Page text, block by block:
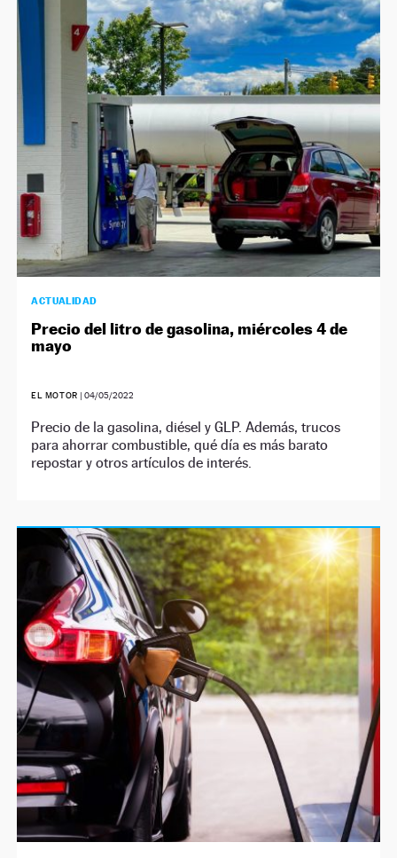
ACTUALIDAD
Precio del litro de gasolina, miércoles 4 de
mayo
EL MOTOR | 04/05/2022
Precio de la gasolina, diésel y GLP. Además, trucos
para ahorrar combustible, qué día es más barato
repostar y otros artículos de interés.